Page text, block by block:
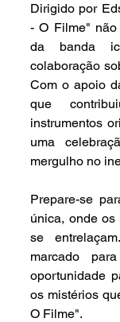
Dirigido por
- O Filme" não
da banda
colaboração
Com o apoio
que
instrumentos
uma
mergulho no
Prepare-se
única, onde
se
marcado
oportunidade
os mistérios
O Filme".